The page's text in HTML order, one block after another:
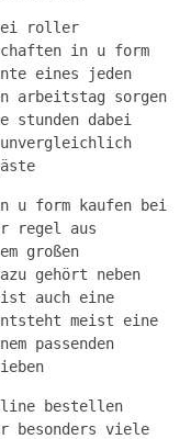
roller
in u form
eines jeden
arbeitstag sorgen
stunden dabei
u form kaufen bei
regel aus
großen
gehört neben
auch eine
meist eine
passenden
bestellen
besonders viele